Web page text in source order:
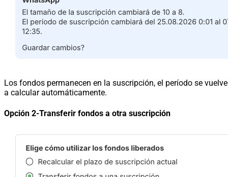
Los fondos permanecen en la suscripción, el período se vuelve
a calcular automáticamente.
Opción 2-Transferir fondos a otra suscripción